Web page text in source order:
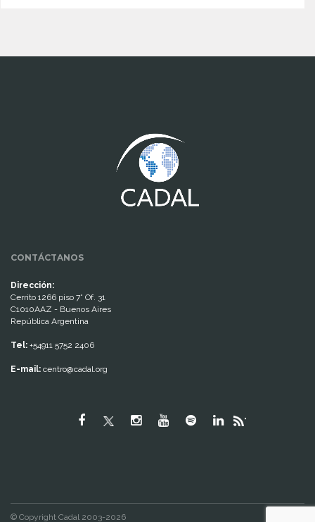
CONTÁCTANOS
Dirección:
Cerrito 1266 piso 7° Of. 31
C1010AAZ - Buenos Aires
República Argentina
Tel: +54911 5752 2406
E-mail: centro@cadal.org
"
© Copyright Cadal 2003-2026